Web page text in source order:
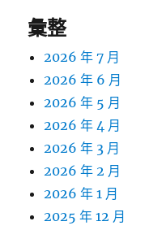
彙整
2026 年 7 月
2026 年 6 月
2026 年 5 月
2026 年 4 月
2026 年 3 月
2026 年 2 月
2026 年 1 月
2025 年 12 月